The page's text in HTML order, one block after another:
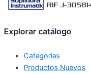
Explorar catálogo
Categorias
Productos Nuevos